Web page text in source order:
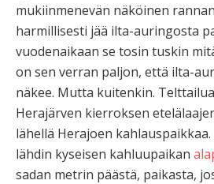
mukiinmenevän näköinen
harmillisesti jää ilta-auringosta
vuodenaikaan se tosin tuskin
on sen verran paljon, että ilta-
näkee. Mutta kuitenkin.
Herajärven kierroksen
lähellä Herajoen
lähdin kyseisen kahluupaikan
sadan metrin päästä, paikasta,